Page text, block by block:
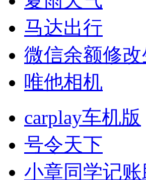
马达出行
微信余额修
唯他相机
carplay车机版
号令天下
小章同学记